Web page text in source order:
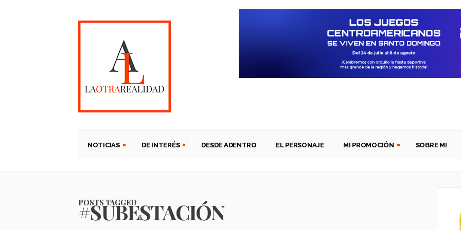
NOTICIAS DE INTERÉS DESDE ADENTRO EL PERSONAJE MI PROMOCIÓN SOBRE MI
POSTS TAGGED
#SUBESTACIÓN